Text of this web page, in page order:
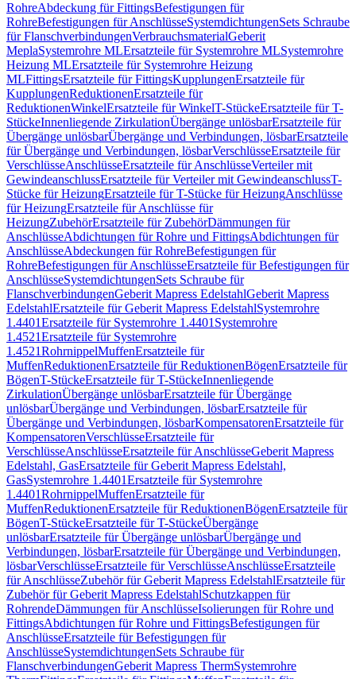
RohreAbdeckung für FittingsBefestigungen für
RohreBefestigungen für AnschlüsseSystemdichtungenSets Schraube
für FlanschverbindungenVerbrauchsmaterialGeberit
MeplaSystemrohre MLErsatzteile für Systemrohre MLSystemrohre
Heizung MLErsatzteile für Systemrohre Heizung
MLFittingsErsatzteile für FittingsKupplungenErsatzteile für
KupplungenReduktionenErsatzteile für
ReduktionenWinkelErsatzteile für WinkelT-StückeErsatzteile für T-
StückeInnenliegende ZirkulationÜbergänge unlösbarErsatzteile für
Übergänge unlösbarÜbergänge und Verbindungen, lösbarErsatzteile
für Übergänge und Verbindungen, lösbarVerschlüsseErsatzteile für
VerschlüsseAnschlüsseErsatzteile für AnschlüsseVerteiler mit
GewindeanschlussErsatzteile für Verteiler mit GewindeanschlussT-
Stücke für HeizungErsatzteile für T-Stücke für HeizungAnschlüsse
für HeizungErsatzteile für Anschlüsse für
HeizungZubehörErsatzteile für ZubehörDämmungen für
AnschlüsseAbdichtungen für Rohre und FittingsAbdichtungen für
AnschlüsseAbdeckungen für RohreBefestigungen für
RohreBefestigungen für AnschlüsseErsatzteile für Befestigungen für
AnschlüsseSystemdichtungenSets Schraube für
FlanschverbindungenGeberit Mapress EdelstahlGeberit Mapress
EdelstahlErsatzteile für Geberit Mapress EdelstahlSystemrohre
1.4401Ersatzteile für Systemrohre 1.4401 Systemrohre
1.4521Ersatzteile für Systemrohre
1.4521RohrnippelMuffenErsatzteile für
MuffenReduktionenErsatzteile für ReduktionenBögenErsatzteile für
BögenT-StückeErsatzteile für T-StückeInnenliegende
ZirkulationÜbergänge unlösbarErsatzteile für Übergänge
unlösbarÜbergänge und Verbindungen, lösbarErsatzteile für
Übergänge und Verbindungen, lösbarKompensatorenErsatzteile für
KompensatorenVerschlüsseErsatzteile für
VerschlüsseAnschlüsseErsatzteile für AnschlüsseGeberit Mapress
Edelstahl, GasErsatzteile für Geberit Mapress Edelstahl,
GasSystemrohre 1.4401Ersatzteile für Systemrohre
1.4401RohrnippelMuffenErsatzteile für
MuffenReduktionenErsatzteile für ReduktionenBögenErsatzteile für
BögenT-StückeErsatzteile für T-StückeÜbergänge
unlösbarErsatzteile für Übergänge unlösbarÜbergänge und
Verbindungen, lösbarErsatzteile für Übergänge und Verbindungen,
lösbarVerschlüsseErsatzteile für VerschlüsseAnschlüsseErsatzteile
für AnschlüsseZubehör für Geberit Mapress EdelstahlErsatzteile für
Zubehör für Geberit Mapress EdelstahlSchutzkappen für
RohrendeDämmungen für AnschlüsseIsolierungen für Rohre und
FittingsAbdichtungen für Rohre und FittingsBefestigungen für
AnschlüsseErsatzteile für Befestigungen für
AnschlüsseSystemdichtungenSets Schraube für
FlanschverbindungenGeberit Mapress ThermSystemrohre